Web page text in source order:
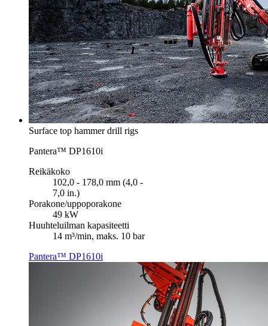
Surface top hammer drill rigs
Pantera™ DP1610i
Reikäkoko
102,0 - 178,0 mm (4,0 -
7,0 in.)
Porakone/uppoporakone
49 kW
Huuhteluilman kapasiteetti
14 m³/min, maks. 10 bar
Pantera™ DP1610i